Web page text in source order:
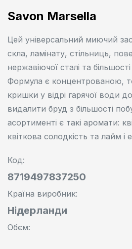
Savon Marsella
Цей універсальний миючий
скла, ламінату, стільниць,
нержавіючої сталі та
Формула є концентрованою,
кришки у відрі гарячої води
видалити бруд з більшості
асортименті є такі аромати:
квіткова солодкість та лайм і
Код:
8719497837250
Країна виробник:
Нідерланди
Oбєм: